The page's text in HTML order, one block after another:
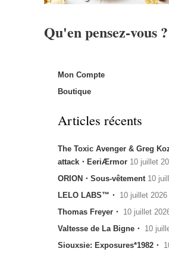
Qu'en pensez-vous ?
Mon Compte
Boutique
Articles récents
The Toxic Avenger & Greg
attack・EeriÆrmor 10 juillet
ORION・Sous-vêtement 10
LELO LABS™・ 10 juillet 2026
Thomas Freyer・ 10 juillet
Valtesse de La Bigne・ 10
Siouxsie: Exposures*1982・